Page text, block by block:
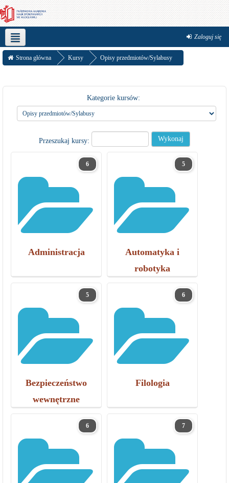
Zaloguj się
Polski ‎(pl)‎
Strona główna Kursy Opisy przedmiotów/Sylabusy
Kategorie kursów:
Przeszukaj kursy:
6
Administracja
5
Automatyka i
robotyka
5
Bezpieczeństwo
wewnętrzne
6
Filologia
6 7